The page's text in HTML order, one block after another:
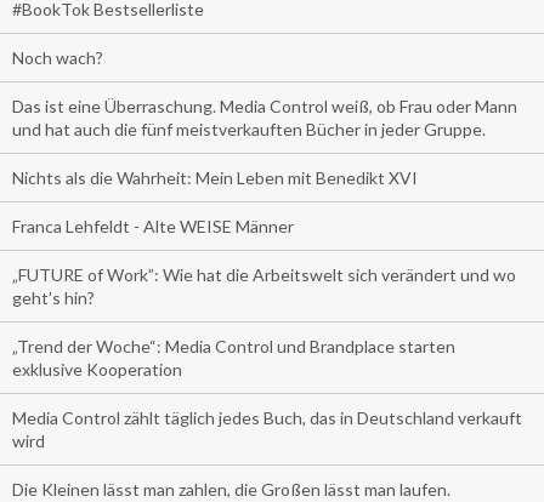
#BookTok Bestsellerliste
Noch wach?
Das ist eine Überraschung. Media Control weiß, ob Frau oder Mann
und hat auch die fünf meistverkauften Bücher in jeder Gruppe.
Nichts als die Wahrheit: Mein Leben mit Benedikt XVI
Franca Lehfeldt - Alte WEISE Männer
„FUTURE of Work”: Wie hat die Arbeitswelt sich verändert und wo
geht’s hin?
„Trend der Woche“: Media Control und Brandplace starten
exklusive Kooperation
Media Control zählt täglich jedes Buch, das in Deutschland verkauft
wird
Die Kleinen lässt man zahlen, die Großen lässt man laufen.